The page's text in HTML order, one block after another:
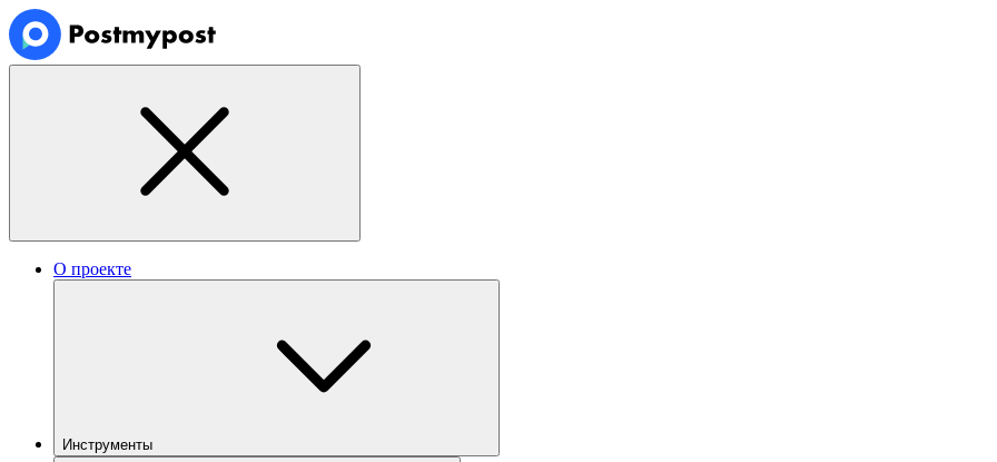
О проекте
Инструменты